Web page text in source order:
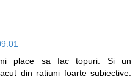
place sa fac topuri. Si un
din ratiuni foarte subiective.